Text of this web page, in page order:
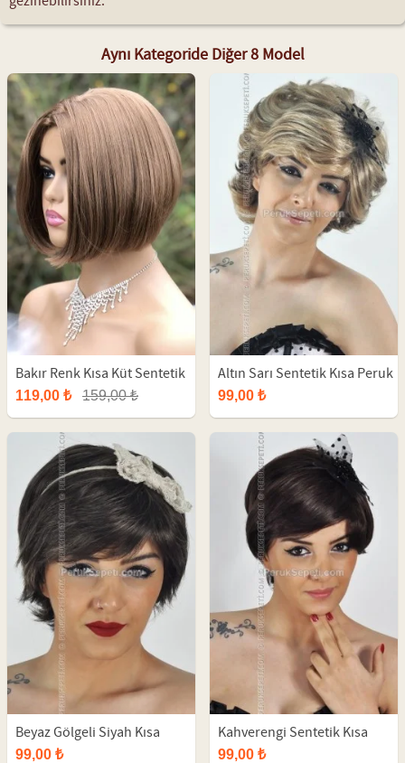
Aynı Kategoride Diğer 8 Model
Bakır Renk Kısa Küt Sentetik
Peruk
119,00 ₺ 159,00 ₺
Altın Sarı Sentetik Kısa Peruk
99,00 ₺
Beyaz Gölgeli Siyah Kısa
Peruk
99,00 ₺
Kahverengi Sentetik Kısa
Bayan Peruk
99,00 ₺